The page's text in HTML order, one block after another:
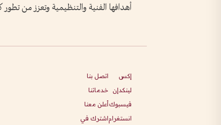
أهدافها الفنية والتنظيمية وتعزز من تطور
إكس
لينكدإن
فيسبوك
انستغرام
اتصل بنا
خدماتنا
أعلن معنا
اشترك في